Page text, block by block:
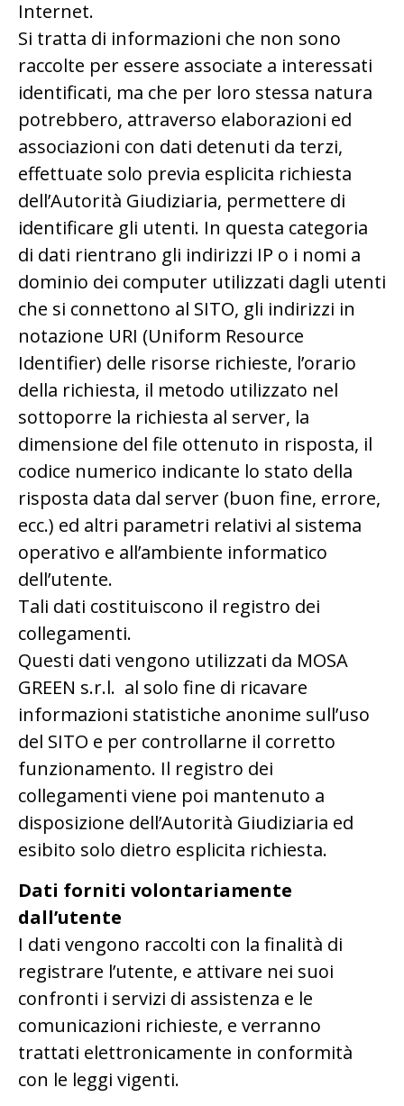
Internet.
Si tratta di informazioni che non sono
raccolte per essere associate a interessati
identificati, ma che per loro stessa natura
potrebbero, attraverso elaborazioni ed
associazioni con dati detenuti da terzi,
effettuate solo previa esplicita richiesta
dell’Autorità Giudiziaria, permettere di
identificare gli utenti. In questa categoria
di dati rientrano gli indirizzi IP o i nomi a
dominio dei computer utilizzati dagli utenti
che si connettono al SITO, gli indirizzi in
notazione URI (Uniform Resource
Identifier) delle risorse richieste, l’orario
della richiesta, il metodo utilizzato nel
sottoporre la richiesta al server, la
dimensione del file ottenuto in risposta, il
codice numerico indicante lo stato della
risposta data dal server (buon fine, errore,
ecc.) ed altri parametri relativi al sistema
operativo e all’ambiente informatico
dell’utente.
Tali dati costituiscono il registro dei
collegamenti.
Questi dati vengono utilizzati da MOSA
GREEN s.r.l. al solo fine di ricavare
informazioni statistiche anonime sull’uso
del SITO e per controllarne il corretto
funzionamento. Il registro dei
collegamenti viene poi mantenuto a
disposizione dell’Autorità Giudiziaria ed
esibito solo dietro esplicita richiesta.
Dati forniti volontariamente
dall’utente
I dati vengono raccolti con la finalità di
registrare l’utente, e attivare nei suoi
confronti i servizi di assistenza e le
comunicazioni richieste, e verranno
trattati elettronicamente in conformità
con le leggi vigenti.